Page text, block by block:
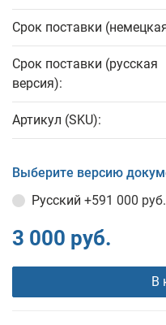
Срок поставки
Срок поставки (русская
версия):
Артикул (SKU):
Выберите версию
Русский +591 000 руб.
3 000 руб.
В